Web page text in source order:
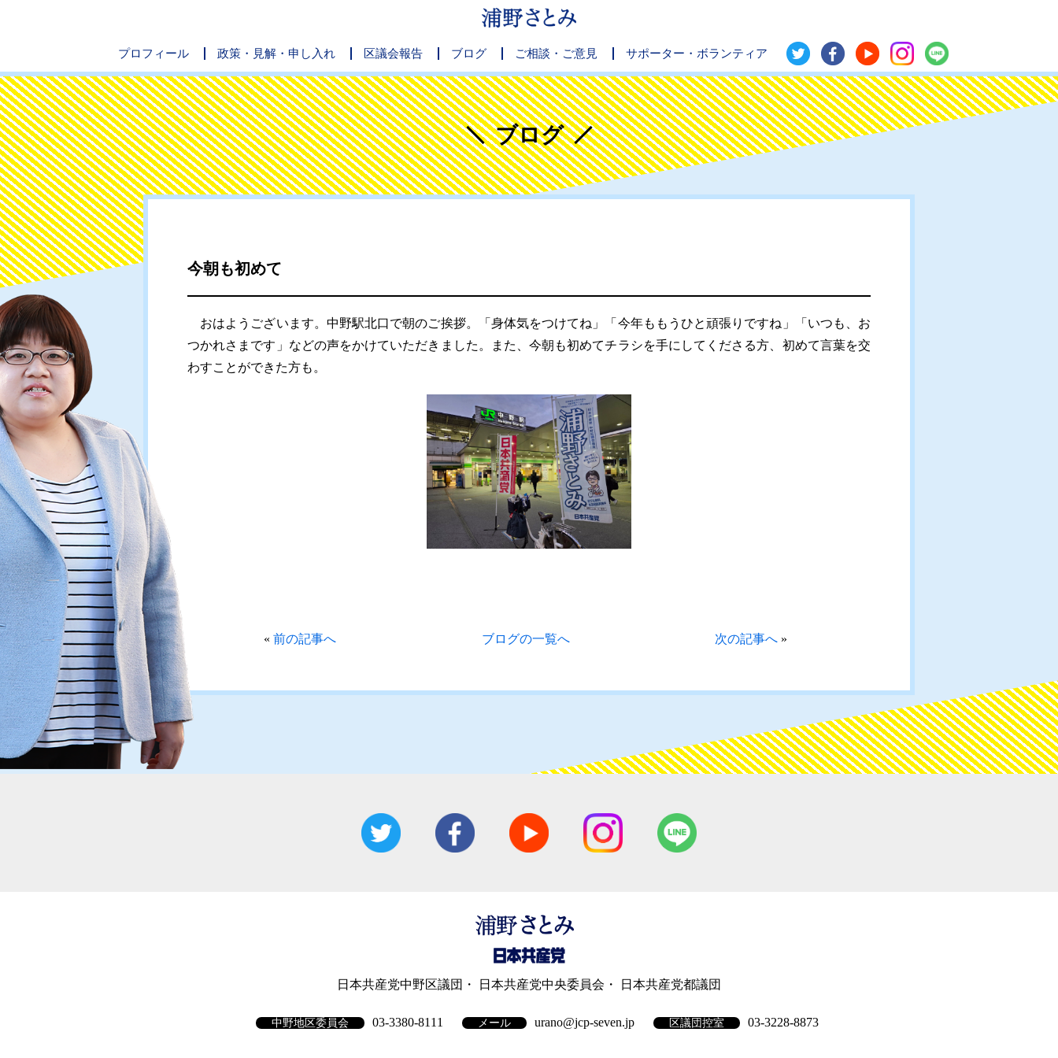
プロフィール 政策・見解・申し入れ 区議会報告 ブログ ご相談・ご意見 サポーター・ボランティア
ブログ
今朝も初めて
おはようございます。中野駅北口で朝のご挨拶。「身体気をつけてね」「今年ももうひと頑張りですね」「いつも、お
つかれさまです」などの声をかけていただきました。また、今朝も初めてチラシを手にしてくださる方、初めて言葉を交
わすことができた方も。
«前の記事へ ブログの一覧へ 次の記事へ »
日本共産党中野区議団 日本共産党中央委員会 日本共産党都議団
中野地区委員会 03-3380-8111 メール urano@jcp-seven.jp 区議団控室 03-3228-8873